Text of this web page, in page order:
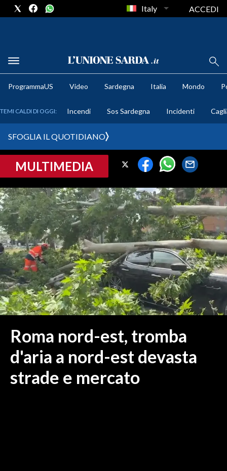
METEO
CRONACA SARDEGNA
PROVINCIA DI CAGLIARI
SULCIS IGLESIENTE
MEDIO CAMPIDANO
ORISTANO E PROVINCIA
SASSARI E PROVINCIA
GALLURA
NUORO E PROVINCIA
OGLIASTRA
ITALIA
MONDO
Italy ACCEDI
ProgrammaUS Video Sardegna Italia Mondo
TEMI CALDI DI OGGI: Incendi Sos Sardegna Incidenti
SFOGLIA IL QUOTIDIANO
MULTIMEDIA
Roma nord-est, tromba
d'aria a nord-est devasta
strade e mercato